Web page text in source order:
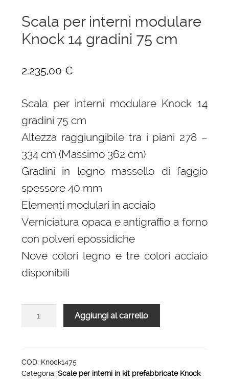
Cerniere freni per porte
Articoli per la casa
Scala per interni modulare
Knock 14 gradini 75 cm
2.235,00 €
Scala per interni modulare Knock 14
gradini 75 cm
Altezza raggiungibile tra i piani 278 –
334 cm (Massimo 362 cm)
Gradini in legno massello di faggio
spessore 40 mm
Elementi modulari in acciaio
Verniciatura opaca e antigraffio a forno
con polveri epossidiche
Nove colori legno e tre colori acciaio
disponibili
Knock
14
Aggiungi al carrello
COD: Knock1475
Categoria: Scale per interni in kit prefabbricate Knock